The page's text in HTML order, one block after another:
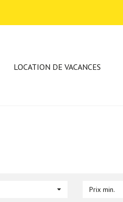
LOCATION DE VACANCES
Prix min.